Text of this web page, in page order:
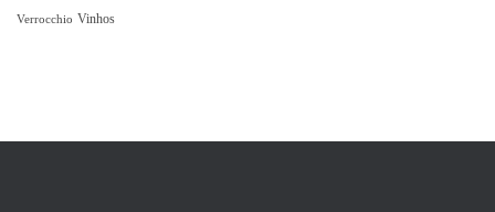
Verrocchio Vinhos